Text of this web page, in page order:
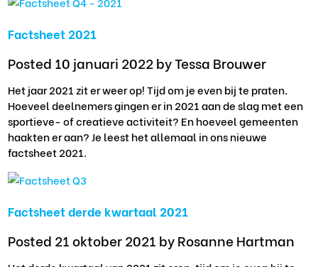
Factsheet 2021
Posted 10 januari 2022by Tessa Brouwer
Het jaar 2021 zit er weer op! Tijd om je even bij te praten.
Hoeveel deelnemers gingen er in 2021 aan de slag met een
sportieve- of creatieve activiteit? En hoeveel gemeenten
haakten er aan? Je leest het allemaal in ons nieuwe
factsheet 2021.
Factsheet derde kwartaal 2021
Posted 21 oktober 2021 by Rosanne Hartman